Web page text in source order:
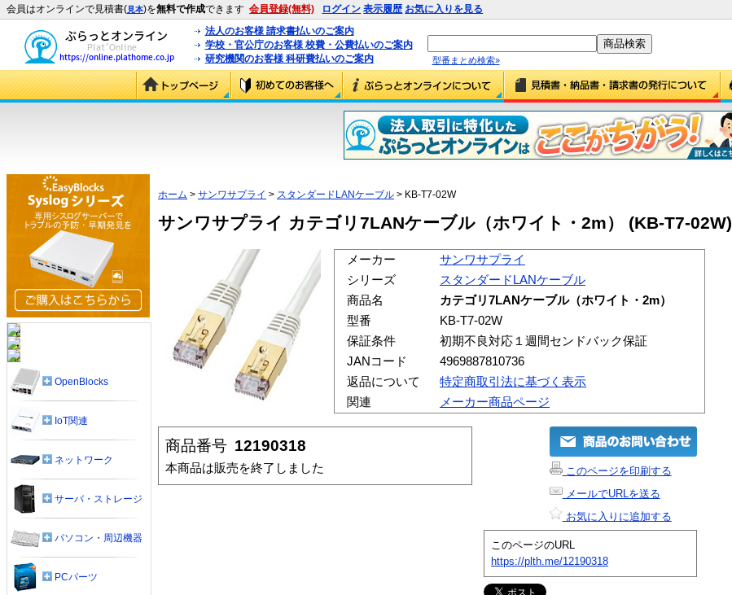
会員はオンラインで見積書(見本)を無料で作成できます 会員登録(無料) ログイン 表示履歴 お気に入りを見る
法人のお客様 請求書払いのご案内
学校・官公庁のお客様 校費・公費払いのご案内
研究機関のお客様 科研費払いのご案内
型番まとめ検索»
ホーム > サンワサプライ > スタンダードLANケーブル > KB-T7-02W
サンワサプライ カテゴリ7LANケーブル（ホワイト・2m） (KB-T7-02W)
メーカー
サンワサプライ
シリーズ
スタンダードLANケーブル
商品名
カテゴリ7LANケーブル（ホワイト・2m）
型番
KB-T7-02W
保証条件
初期不良対応１週間センドバック保証
JANコード
4969887810736
返品について
特定商取引法に基づく表示
関連
メーカー商品ページ
商品番号 12190318
本商品は販売を終了しました
このページを印刷する
メールでURLを送る
お気に入りに追加する
このページのURL
https://plth.me/12190318
OpenBlocks
IoT関連
ネットワーク
サーバ・ストレージ
パソコン・周辺機器
PCパーツ